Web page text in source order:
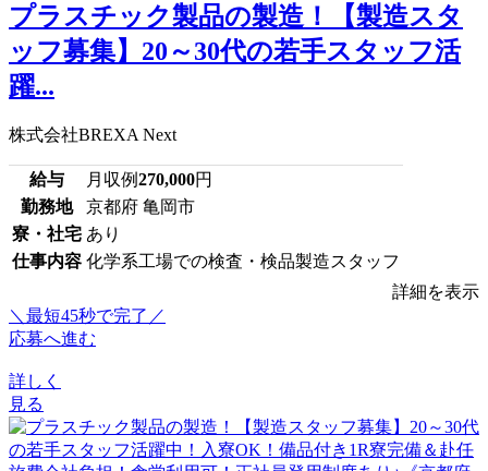
プラスチック製品の製造！【製造スタ
ッフ募集】20～30代の若手スタッフ活
躍...
株式会社BREXA Next
給与 月収例270,000円
勤務地
京都府 亀岡市
寮・社宅 あり
仕事内容 化学系工場での検査・検品製造スタッフ
詳細を表示
＼最短45秒で完了／
応募へ進む
詳しく
見る